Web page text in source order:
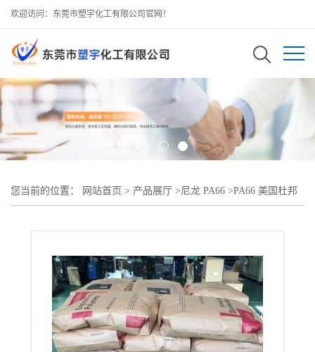
欢迎访问：东莞市塑宇化工有限公司官网！
您当前的位置： 网站首页 > 产品展厅 >尼龙 PA66 >PA66 美国杜邦